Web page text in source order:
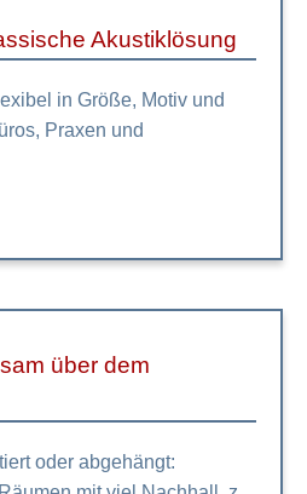
Akustiklösung
in Größe, Motiv und
Praxen und
über dem
oder abgehängt: